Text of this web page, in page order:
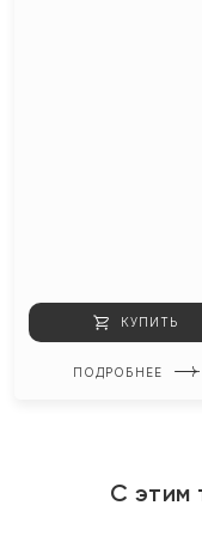
КУПИТЬ
ПОДРОБНЕЕ
С этим